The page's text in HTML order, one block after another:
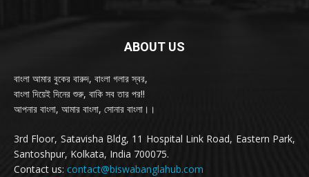
ABOUT US
বাংলা আমার বুকের বারুদ, বাংলা গলার স্বর,
বাংলা দিয়েই দিনের শুরু, বাকি সব তার পর!!
আপনার বাংলা, আমার বাংলা, সোনার বাংলা।।
3rd Floor, Satavisha Bldg, 11 Hospital Link Road, Eastern Park,
Santoshpur, Kolkata, India 700075.
Contact us: contact@biswabanglahub.com